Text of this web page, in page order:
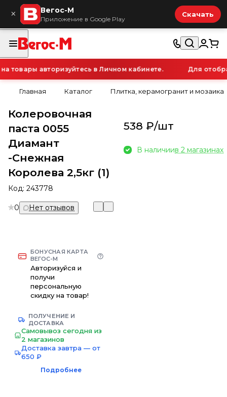
× Вегос-М
Приложение в Google Play
Скачать
авторизуйтесь в Личном кабинете. Для
Главная Каталог Плитка, керамогранит и мозаика
Колеровочная
паста 0055
Диамант
-Снежная
Королева 2,5кг (1)
Код: 243778
0 Нет отзывов
БОНУСНАЯ КАРТА
ВЕГОС-М
Авторизуйся и
получи
персональную
скидку на товар!
ПОЛУЧЕНИЕ И
ДОСТАВКА
Самовывоз сегодня из
2 магазинов
Доставка завтра — от
650 ₽
Подробнее
538 ₽/шт
В наличиив 2 магазинах